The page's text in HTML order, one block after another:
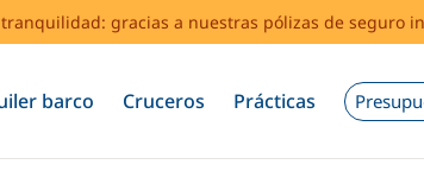
tranquilidad: gracias a nuestras pólizas de
barco Cruceros Prácticas